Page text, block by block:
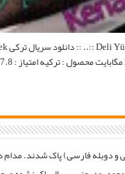
.:: سریال اکشن، درام و بسیار زیبای دل دیوانه – Deli Yürek ::.. :: دانلود سریال ترکی Deli Yürek به زبان اصلی با زیرنویس فارسی و لینک مستقیم ::. اطلاعات کامل : Wikipedia | وبسایت رسمی | تماشای
کردن اول فولدر سریال در سرور